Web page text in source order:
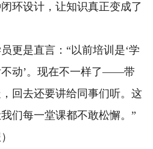
环设计，让知识真正变成了
是直言：“以前培训是‘学
不动’。现在不一样了——带
回去还要讲给同事们听。这
们每一堂课都不敢松懈。”